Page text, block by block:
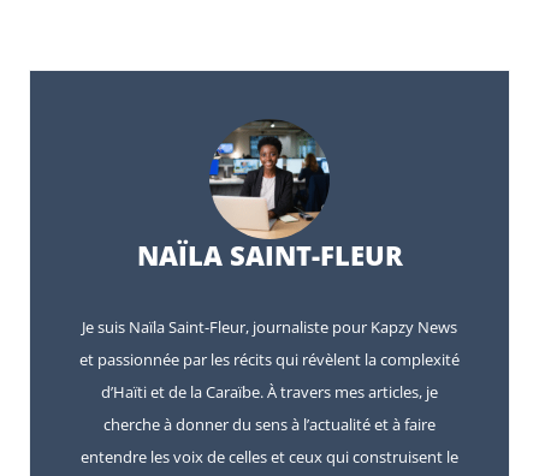
NAÏLA SAINT-FLEUR
Je suis Naïla Saint-Fleur, journaliste pour Kapzy News
et passionnée par les récits qui révèlent la complexité
d’Haïti et de la Caraïbe. À travers mes articles, je
cherche à donner du sens à l’actualité et à faire
entendre les voix de celles et ceux qui construisent le